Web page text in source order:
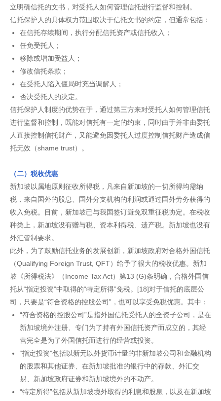
立明确信托的文书，对受托人如何管理信托进行监督和控制。
信托保护人的具体权力范围取决于信托文书的约定，但通常包括：
在信托存续期间，执行分配信托资产或信托收入；
任免受托人；
移除或增加受益人；
修改信托条款；
在受托人陷入僵局时充当调解人；
否决受托人的决定。
信托保护人制度的优势在于，通过第三方来对受托人如何管理信托
进行监督和控制，既能对信托有一定的约束，同时由于并非由委托
人直接控制信托财产，又能避免因委托人过度控制信托财产造成信
托无效（shame trust）。
（二）税收优惠
新加坡以属地原则征收所得税，凡来自新加坡的一切所得均需纳
税，来自国外的股息、国外分支机构的利润或通过国外劳务获得的
收入免税。目前，新加坡已与我国签订避免双重征税协定。在税收
种类上，新加坡没有赠与税、资本利得税、遗产税。新加坡也没有
外汇管制要求。
此外，为了鼓励信托业务的发展创新，新加坡政府对合格外国信托
（Qualifying Foreign Trust, QFT）给予了很大的税收优惠。新加
坡《所得税法》（Income Tax Act）第13 (G)条明确，合格外国信
托从“指定投资”中取得的“特定所得”免税。[18]对于信托的底层公
司，只要是“符合资格的控股公司”，也可以享受免税优惠。其中：
“符合资格的控股公司”是指外国信托受托人的全资子公司，是在
新加坡境外注册、专门为了持有外国信托资产而成立的，其经
营完全是为了外国信托而进行的经营或投资。
“指定投资”包括以新元以外货币计量的非新加坡公司和金融机构
的股票和其他证券、在新加坡批准的银行中的存款、外汇交
易、新加坡政府证券和新加坡境外的不动产。
“特定所得”包括从新加坡境外取得的利息和股息，以及在新加坡